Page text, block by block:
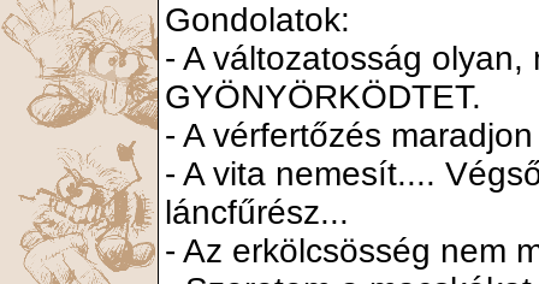
Gondolatok:
- A változatosság
GYÖNYÖRKÖDTET.
- A vérfertőzés
- A vita nemesít....
láncfűrész...
- Az erkölcsösség nem